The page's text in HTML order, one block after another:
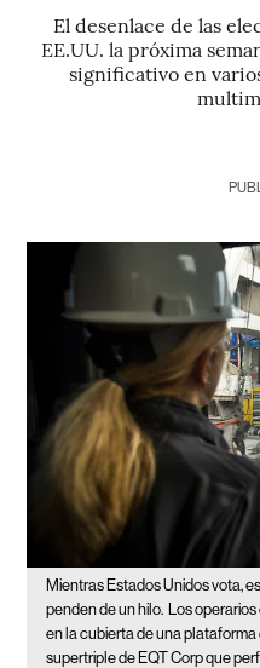
El desenlace de las
EE.UU. la próxima
significativo en
Mientras Estados Unidos vota,
penden de un hilo.
Los
en la cubierta de una
supertriple de EQT Corp que